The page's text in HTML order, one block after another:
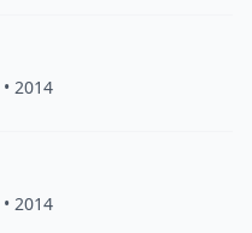
• 2014
• 2014